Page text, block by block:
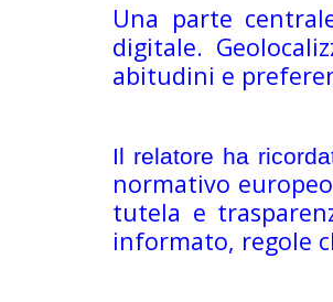
Una parte
digitale.
abitudini e
Il relatore ha
normativo
tutela e
informato, regole